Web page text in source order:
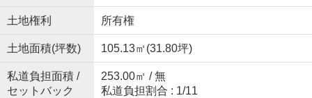
土地権利 所有権
土地面積(坪数) 105.13㎡(31.80坪)
私道負担面積 /
セットバック
253.00㎡ / 無
私道負担割合 : 1/11